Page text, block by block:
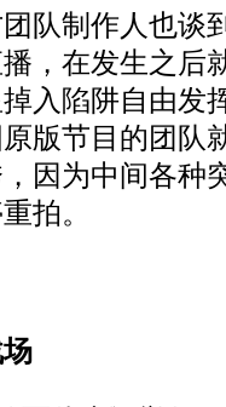
制作人也谈
，在发生之后
入陷阱自由发
版节目的团队
因为中间各种
拍。